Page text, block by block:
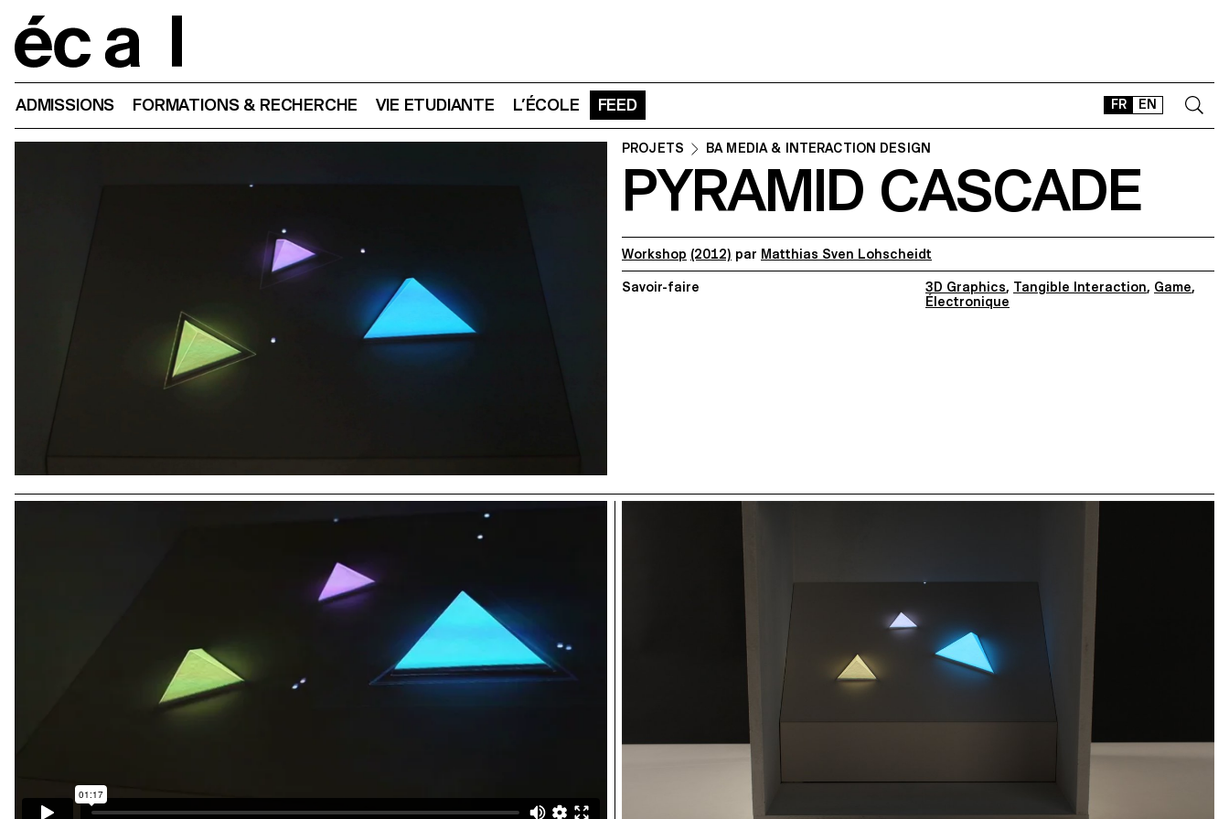
FR EN
ADMISSIONS FORMATIONS & RECHERCHE VIE ETUDIANTE L’ÉCOLE FEED
CONTACT
SHOP
Instagram
Facebook
LinkedIn
Vimeo
PROJETS BA MEDIA & INTERACTION DESIGN
PYRAMID CASCADE
Workshop (2012) par Matthias Sven Lohscheidt
Savoir-faire 3D Graphics, Tangible Interaction, Game,
Électronique